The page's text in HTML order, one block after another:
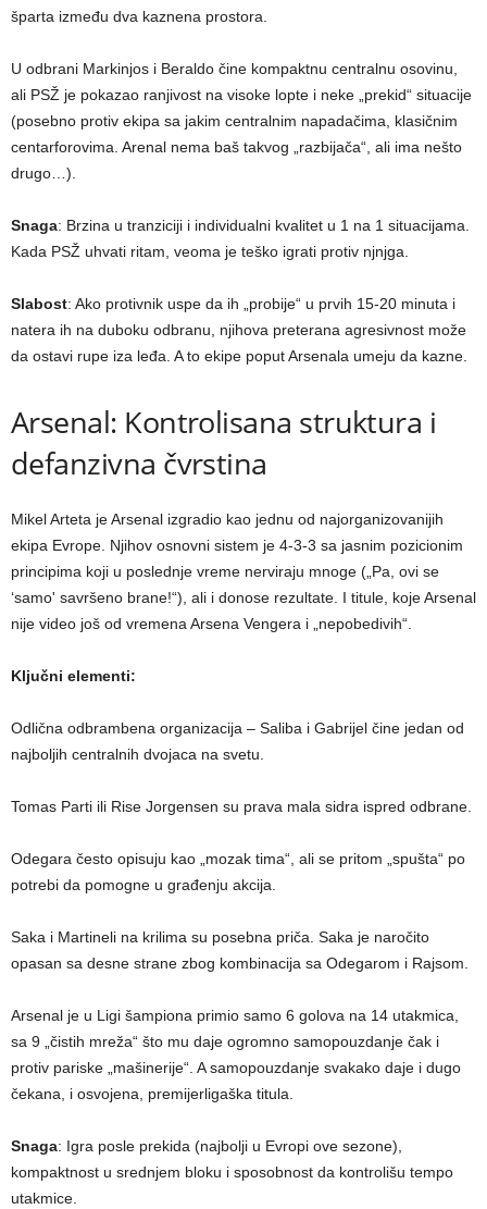
šparta između dva kaznena prostora.
U odbrani Markinjos i Beraldo čine kompaktnu centralnu osovinu,
ali PSŽ je pokazao ranjivost na visoke lopte i neke „prekid“ situacije
(posebno protiv ekipa sa jakim centralnim napadačima, klasičnim
centarforovima. Arenal nema baš takvog „razbijača“, ali ima nešto
drugo…).
Snaga: Brzina u tranziciji i individualni kvalitet u 1 na 1 situacijama.
Kada PSŽ uhvati ritam, veoma je teško igrati protiv njnjga.
Slabost: Ako protivnik uspe da ih „probije“ u prvih 15-20 minuta i
natera ih na duboku odbranu, njihova preterana agresivnost može
da ostavi rupe iza leđa. A to ekipe poput Arsenala umeju da kazne.
Arsenal: Kontrolisana struktura i
defanzivna čvrstina
Mikel Arteta je Arsenal izgradio kao jednu od najorganizovanijih
ekipa Evrope. Njihov osnovni sistem je 4-3-3 sa jasnim pozicionim
principima koji u poslednje vreme nerviraju mnoge („Pa, ovi se
‘samo' savršeno brane!“), ali i donose rezultate. I titule, koje Arsenal
nije video još od vremena Arsena Vengera i „nepobedivih“.
Ključni elementi:
Odlična odbrambena organizacija – Saliba i Gabrijel čine jedan od
najboljih centralnih dvojaca na svetu.
Tomas Parti ili Rise Jorgensen su prava mala sidra ispred odbrane.
Odegara često opisuju kao „mozak tima“, ali se pritom „spušta“ po
potrebi da pomogne u građenju akcija.
Saka i Martineli na krilima su posebna priča. Saka je naročito
opasan sa desne strane zbog kombinacija sa Odegarom i Rajsom.
Arsenal je u Ligi šampiona primio samo 6 golova na 14 utakmica,
sa 9 „čistih mreža“ što mu daje ogromno samopouzdanje čak i
protiv pariske „mašinerije“. A samopouzdanje svakako daje i dugo
čekana, i osvojena, premijerligaška titula.
Snaga: Igra posle prekida (najbolji u Evropi ove sezone),
kompaktnost u srednjem bloku i sposobnost da kontrolišu tempo
utakmice.